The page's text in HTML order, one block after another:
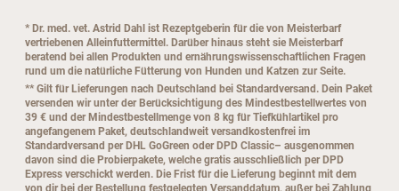
* Dr. med. vet. Astrid Dahl ist Rezeptgeberin für die von Meisterbarf
vertriebenen Alleinfuttermittel. Darüber hinaus steht sie Meisterbarf
beratend bei allen Produkten und ernährungswissenschaftlichen Fragen
rund um die natürliche Fütterung von Hunden und Katzen zur Seite.
** Gilt für Lieferungen nach Deutschland bei Standardversand. Dein Paket
versenden wir unter der Berücksichtigung des Mindestbestellwertes von
39 € und der Mindestbestellmenge von 8 kg für Tiefkühlartikel pro
angefangenem Paket, deutschlandweit versandkostenfrei im
Standardversand per DHL GoGreen oder DPD Classic– ausgenommen
davon sind die Probierpakete, welche gratis ausschließlich per DPD
Express verschickt werden. Die Frist für die Lieferung beginnt mit dem